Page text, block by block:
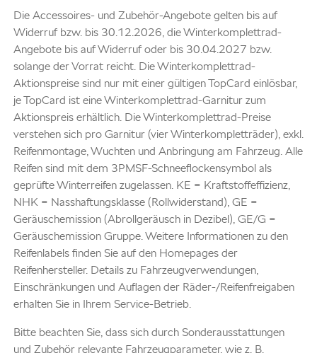
Die Accessoires- und Zubehör-Angebote gelten bis auf
Widerruf bzw. bis 30.12.2026, die Winterkomplettrad-
Angebote bis auf Widerruf oder bis 30.04.2027 bzw.
solange der Vorrat reicht. Die Winterkomplettrad-
Aktionspreise sind nur mit einer gültigen TopCard einlösbar,
je TopCard ist eine Winterkomplettrad-Garnitur zum
Aktionspreis erhältlich. Die Winterkomplettrad-Preise
verstehen sich pro Garnitur (vier Winterkompletträder), exkl.
Reifenmontage, Wuchten und Anbringung am Fahrzeug. Alle
Reifen sind mit dem 3PMSF-Schneeflockensymbol als
geprüfte Winterreifen zugelassen. KE = Kraftstoffeffizienz,
NHK = Nasshaftungsklasse (Rollwiderstand), GE =
Geräuschemission (Abrollgeräusch in Dezibel), GE/G =
Geräuschemission Gruppe. Weitere Informationen zu den
Reifenlabels finden Sie auf den Homepages der
Reifenhersteller. Details zu Fahrzeugverwendungen,
Einschränkungen und Auflagen der Räder-/Reifenfreigaben
erhalten Sie in Ihrem Service-Betrieb.
Bitte beachten Sie, dass sich durch Sonderausstattungen
und Zubehör relevante Fahrzeugparameter, wie z. B.